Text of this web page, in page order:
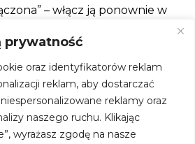
prywatność
oraz identyfikatorów reklam
reklam, aby dostarczać
reklamy oraz
naszego ruchu. Klikając
wyrażasz zgodę na nasze
– włącz ją ponownie w
się przez Bluetooth –
aplikacji w telefonie.
się przez